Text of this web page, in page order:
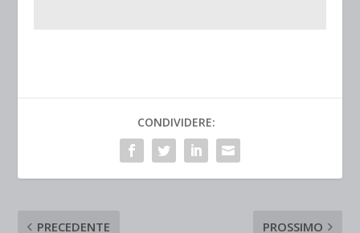
CONDIVIDERE:
PRECEDENTE PROSSIMO